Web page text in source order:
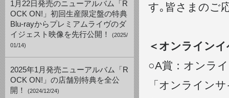
1月22日発売のニューアルバム「R
OCK ON!」初回生産限定盤の特典
Blu-rayからプレミアムライヴのダ
イジェスト映像を先行公開！
(2025/
01/14)
2025年1月発売ニューアルバム「R
OCK ON!」の店舗別特典を全公
開！
(2024/12/24)
す｡皆さまのご
＜オンライン
○A賞：オンラ
「オンライン